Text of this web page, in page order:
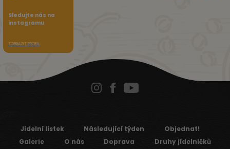
Sledujte nás na
instagramu
ZOBRAZIT PROFIL
Jídelní lístek Následující týden
Objednat!
Galerie
O nás Doprava
Druhy jídelníčků